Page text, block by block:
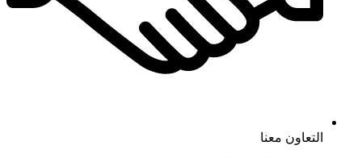
التعاون معنا